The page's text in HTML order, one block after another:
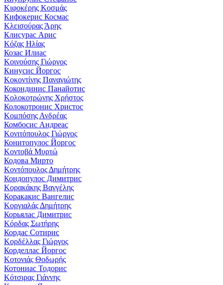
Κιφοκέρης Κοσμάς
Кифокерис Космас
Κλεισούρας Άρης
Клисурас Арис
Κόζας Ηλίας
Козас Илиас
Κοινούσης Γιώργος
Кинусис Йоргос
Κοκοντίνης Παναγιώτης
Кокондинис Панайотис
Κολοκοτρώνης Χρήστος
Колокотронис Христос
Κομπόσης Ανδρέας
Комбосис Андреас
Κονιτόπουλος Γιώργος
Конитопулос Йоргос
Κοντοβά Μυρτώ
Кодова Мирто
Κοντόπουλος Δημήτρης
Кондопулос Димитрис
Κορακάκης Βαγγέλης
Коракакис Вангелис
Κοργιαλάς Δημήτρης
Корьялас Димитрис
Κόρδας Σωτήρης
Кордас Сотирис
Κορδέλλας Γιώργος
Корделлас Йоргос
Κοτονιάς Θοδωρής
Котониас Тодорис
Κότσιρας Γιάννης